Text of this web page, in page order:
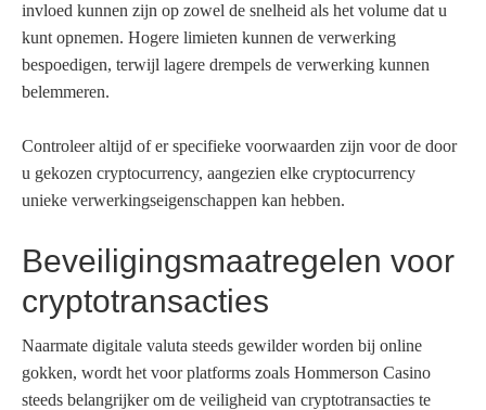
invloed kunnen zijn op zowel de snelheid als het volume dat u
kunt opnemen. Hogere limieten kunnen de verwerking
bespoedigen, terwijl lagere drempels de verwerking kunnen
belemmeren.
Controleer altijd of er specifieke voorwaarden zijn voor de door
u gekozen cryptocurrency, aangezien elke cryptocurrency
unieke verwerkingseigenschappen kan hebben.
Beveiligingsmaatregelen voor
cryptotransacties
Naarmate digitale valuta steeds gewilder worden bij online
gokken, wordt het voor platforms zoals Hommerson Casino
steeds belangrijker om de veiligheid van cryptotransacties te